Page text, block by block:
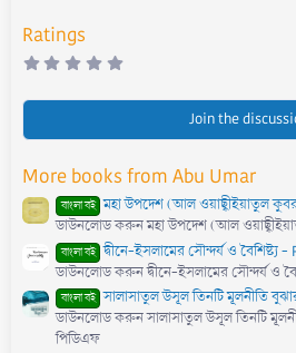
Ratings
0
0
(
s
)
Join the
More books from Abu Umar
বাংলা বই মহা উপদেশ (আল ওয়াছ্বীইয়াতুল
ডাউনলোড করুন মহা উপদেশ (আল
বাংলা বই দ্বীনে-ইসলামের সৌন্দর্য ও বৈশিষ্ট্য -
ডাউনলোড করুন দ্বীনে-ইসলামের সৌন্দর্য ও
বাংলা বই সালাসাতুল উসূল তিনটি মূলনীতি
ডাউনলোড করুন সালাসাতুল উসূল তিনটি
পিডিএফ